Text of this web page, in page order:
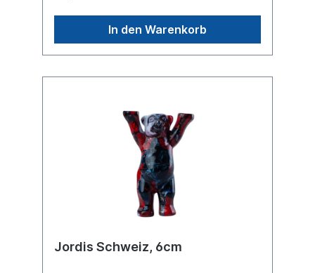
In den Warenkorb
Jordis Schweiz, 6cm